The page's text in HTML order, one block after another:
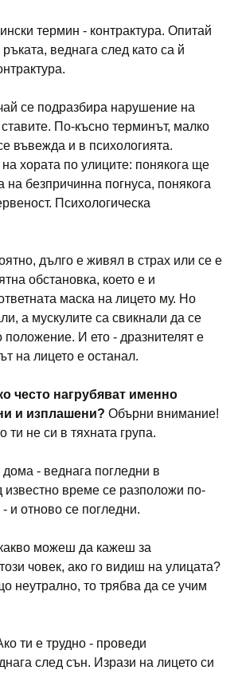
термин - контрактура. Опитай
веднага след като са й
се подразбира нарушение на
По-късно терминът, малко
въвежда и в психологията.
хората по улиците: понякога ще
безпричинна погнуса, понякога
Психологическа
дълго е живял в страх или се е
обстановка, което е и
маска на лицето му. Но
а мускулите са свикнали да се
положение. И ето - дразнителят е
на лицето е останал.
често нагрубяват именно
и изплашени? Обърни внимание!
ти не си в тяхната група.
- веднага погледни в
известно време се разположи по-
и отново се погледни.
можеш да кажеш за
човек, ако го видиш на улицата?
неутрално, то трябва да се учим
ти е трудно - проведи
след сън. Изрази на лицето си